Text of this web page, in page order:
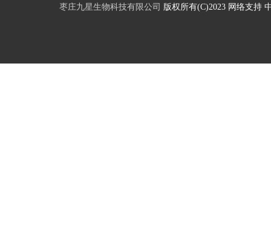
枣庄九星生物科技有限公司 版权所有(C)2023 网络支持